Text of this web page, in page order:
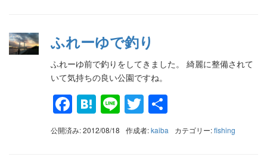
ふれーゆで釣り
ふれーゆ前で釣りをしてきました。 綺麗に整備されて
いて気持ちの良い公園ですね。
Facebook
Hatena
LineTwitter
有
公開済み: 2012/08/18 作成者:kaiba カテゴリー:fishing